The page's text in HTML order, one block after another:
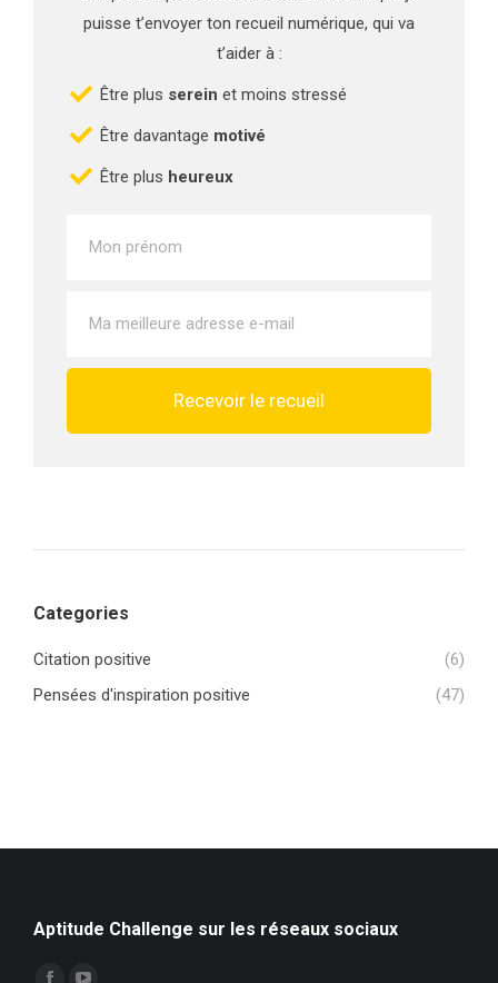
puisse t’envoyer ton recueil numérique, qui va
t’aider à :
Être plus serein et moins stressé
Être davantage motivé
Être plus heureux
Recevoir le recueil
Categories
Citation positive
(6)
Pensées d'inspiration positive
(47)
Aptitude Challenge sur les réseaux sociaux
Trouvez nous sur :